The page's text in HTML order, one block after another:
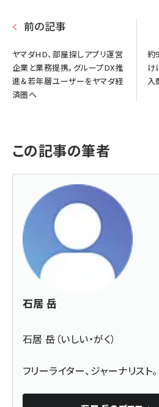
前の記事
ヤマダHD、部屋探しアプリ運営
企業と業務提携。グループDX推
進＆若年層ユーザーをヤマダ経
済圏へ
約
け
入
この記事の筆者
石居 岳
石居 岳（いしい・がく）
フリーライター、ジャーナリスト。